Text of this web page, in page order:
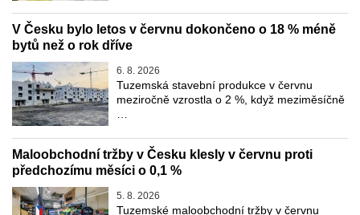
V Česku bylo letos v červnu dokončeno o 18 % méně
bytů než o rok dříve
6. 8. 2026
Tuzemská stavební produkce v červnu
meziročně vzrostla o 2 %, když meziměsíčně
Maloobchodní tržby v Česku klesly v červnu proti
předchozímu měsíci o 0,1 %
5. 8. 2026
Tuzemské maloobchodní tržby v červnu